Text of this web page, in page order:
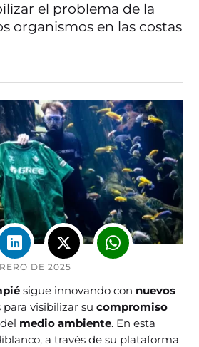
el problema de la
organismos en las costas
DE 2025
sigue innovando con nuevos
para visibilizar sucompromiso
medio ambiente. En esta
a través de su plataforma